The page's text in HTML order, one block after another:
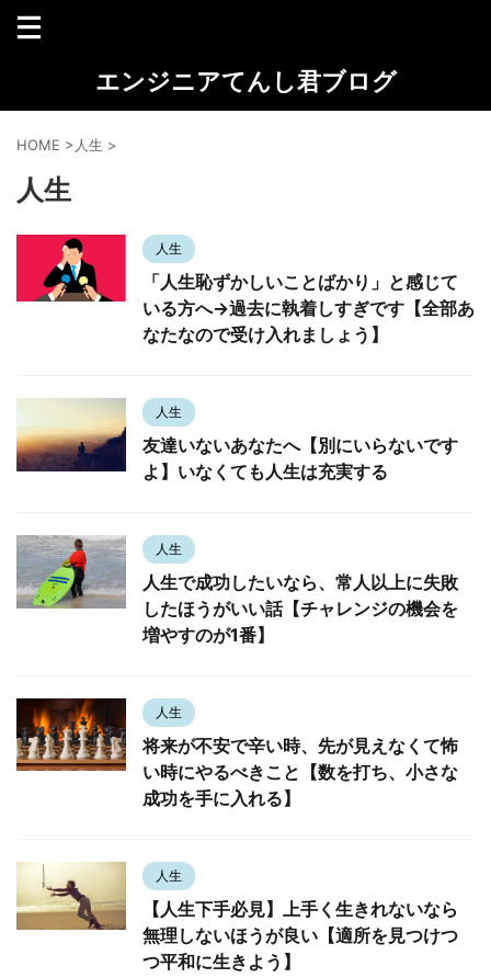
エンジニアてんし君ブログ
HOME > 人生 >
人生
人生
「人生恥ずかしいことばかり」と感じて
いる方へ→過去に執着しすぎです【全部あ
なたなので受け入れましょう】
人生
友達いないあなたへ【別にいらないです
よ】いなくても人生は充実する
人生
人生で成功したいなら、常人以上に失敗
したほうがいい話【チャレンジの機会を
増やすのが1番】
人生
将来が不安で辛い時、先が見えなくて怖
い時にやるべきこと【数を打ち、小さな
成功を手に入れる】
人生
【人生下手必見】上手く生きれないなら
無理しないほうが良い【適所を見つけつ
つ平和に生きよう】